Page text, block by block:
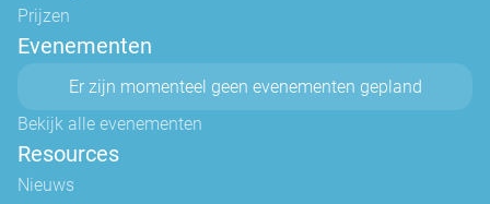
Prijzen
Evenementen
Er zijn momenteel geen evenementen gepland
Bekijk alle evenementen
Resources
Nieuws